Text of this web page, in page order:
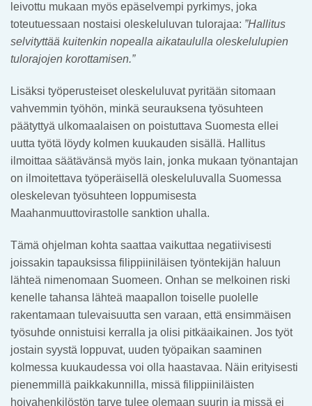
leivottu mukaan myös epäselvempi pyrkimys, joka
toteutuessaan nostaisi oleskeluluvan tulorajaa: ”Hallitus
selvityttää kuitenkin nopealla aikataululla oleskelulupien
tulorajojen korottamisen.”
Lisäksi työperusteiset oleskeluluvat pyritään sitomaan
vahvemmin työhön, minkä seurauksena työsuhteen
päätyttyä ulkomaalaisen on poistuttava Suomesta ellei
uutta työtä löydy kolmen kuukauden sisällä. Hallitus
ilmoittaa säätävänsä myös lain, jonka mukaan työnantajan
on ilmoitettava työperäisellä oleskeluluvalla Suomessa
oleskelevan työsuhteen loppumisesta
Maahanmuuttovirastolle sanktion uhalla.
Tämä ohjelman kohta saattaa vaikuttaa negatiivisesti
joissakin tapauksissa filippiiniläisen työntekijän haluun
lähteä nimenomaan Suomeen. Onhan se melkoinen riski
kenelle tahansa lähteä maapallon toiselle puolelle
rakentamaan tulevaisuutta sen varaan, että ensimmäisen
työsuhde onnistuisi kerralla ja olisi pitkäaikainen. Jos työt
jostain syystä loppuvat, uuden työpaikan saaminen
kolmessa kuukaudessa voi olla haastavaa. Näin erityisesti
pienemmillä paikkakunnilla, missä filippiiniläisten
hoivahenkilöstön tarve tulee olemaan suurin ja missä ei